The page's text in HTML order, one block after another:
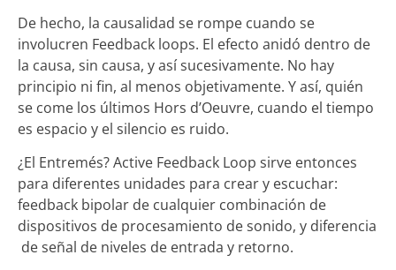
De hecho, la causalidad se rompe cuando se
involucren Feedback loops. El efecto anidó dentro de
la causa, sin causa, y así sucesivamente. No hay
principio ni fin, al menos objetivamente. Y así, quién
se come los últimos Hors d’Oeuvre, cuando el tiempo
es espacio y el silencio es ruido.
¿El Entremés? Active Feedback Loop sirve entonces
para diferentes unidades para crear y escuchar:
feedback bipolar de cualquier combinación de
dispositivos de procesamiento de sonido, y diferencia
de señal de niveles de entrada y retorno.